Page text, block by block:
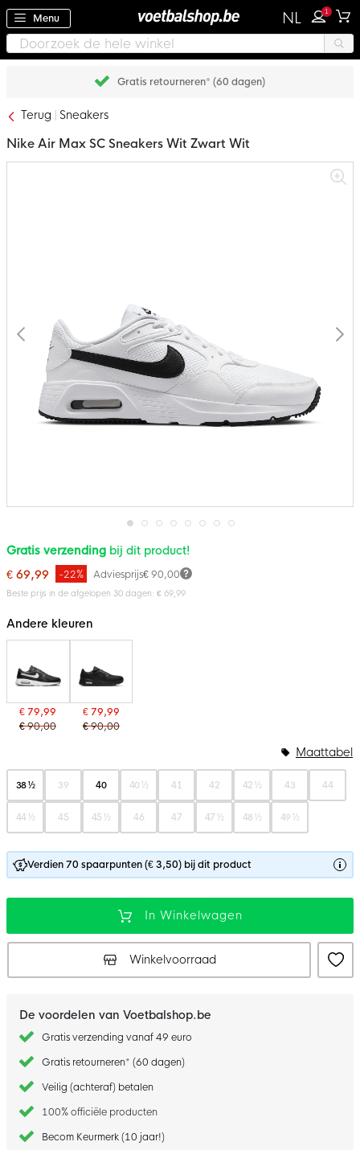
Menu NL 1
Gratis retourneren* (60 dagen)
Terug Sneakers
Ga
naar
begin
van
gallerij
Nike Air Max SC Sneakers Wit Zwart Wit
Gratis verzending bij dit product!
€ 69,99
Adviesprijs€ 90,00
-22%
Beste prijs in de afgelopen 30 dagen: € 69,99
Andere kleuren
€ 79,99
€ 90,00
€ 79,99
€ 90,00
38 ½ 39 40 40 ½ 41 42 42 ½ 43 44
44 ½ 45 45 ½ 46 47 47 ½ 48 ½ 49 ½
Maattabel
Verdien 70 spaarpunten (€ 3,50) bij dit product
In Winkelwagen
Winkelvoorraad
De voordelen van Voetbalshop.be
Gratis verzending vanaf 49 euro
Gratis retourneren* (60 dagen)
Veilig (achteraf) betalen
100% officiële producten
Becom Keurmerk (10 jaar!)